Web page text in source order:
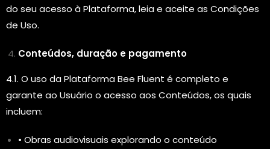
do seu acesso à Plataforma, leia e aceite as Condições
de Uso.
Conteúdos, duração e pagamento
4.1. O uso da Plataforma Bee Fluent é completo e
garante ao Usuário o acesso aos Conteúdos, os quais
incluem:
• Obras audiovisuais explorando o conteúdo